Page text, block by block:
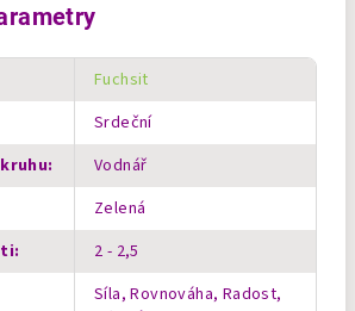
Fuchsit
Srdeční
:
Vodnář
Zelená
: 2 - 2,5
Síla, Rovnováha, Radost,